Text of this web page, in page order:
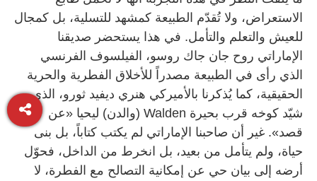
الاستعراض، ولا تُقدّم الطبيعة كمشهد للتسلية، بل كمجال
للعيش والتعلم والتأمل. في هذا يستحضر صديقنا
الإماراتي روح جان جاك روسو، الفيلسوف الفرنسي
الذي رأى في الطبيعة مصدراً للأخلاق الفطرية والحرية
الحقيقية، كما يُذكرنا بالأميركي هنري ديفيد ثورو، الذي
شيّد كوخه قرب بحيرة Walden (والدن) ليحيا «عن
قصد». غير أن صاحبنا الإماراتي لم يكتب كتاباً، بل بنى
حياة، ولم يتأمل من بعيد، بل انخرط من الداخل، فحوّل
أرضه إلى بيان حي عن إمكانية التصالح مع الفطرة، لا